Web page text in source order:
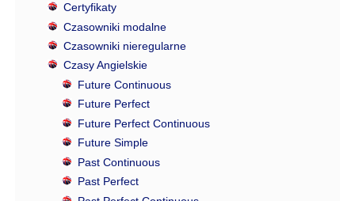
Certyfikaty
Czasowniki modalne
Czasowniki nieregularne
Czasy Angielskie
Future Continuous
Future Perfect
Future Perfect Continuous
Future Simple
Past Continuous
Past Perfect